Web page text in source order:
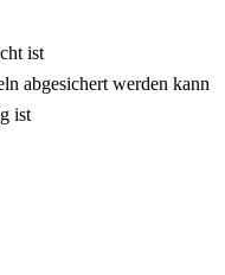
ist
abgesichert werden kann
ist